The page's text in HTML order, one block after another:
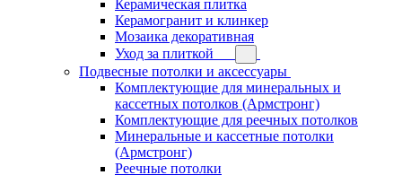
Керамическая плитка
Керамогранит и клинкер
Мозаика декоративная
Уход за плиткой
Подвесные потолки и аксессуары
Комплектующие для минеральных и
кассетных потолков (Армстронг)
Комплектующие для реечных потолков
Минеральные и кассетные потолки
(Армстронг)
Реечные потолки